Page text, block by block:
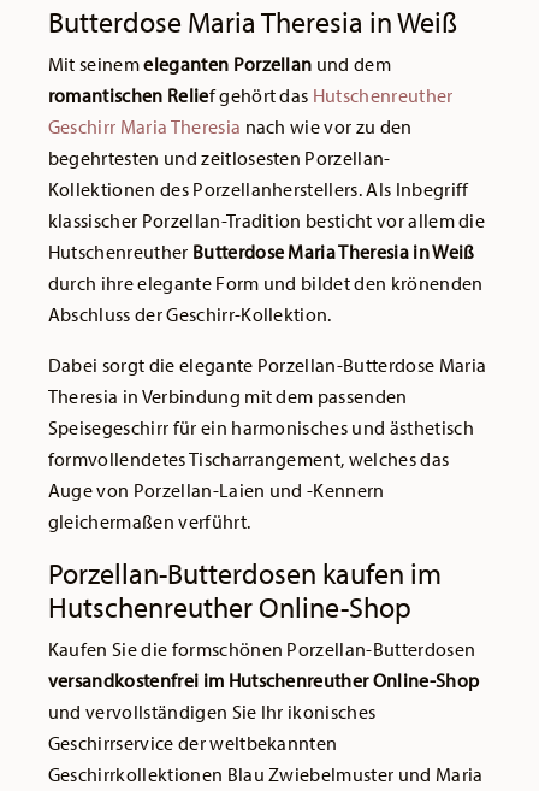
Butterdose Maria Theresia in Weiß
Mit seinemeleganten Porzellan und dem
romantischen Relief gehört das Hutschenreuther
Geschirr Maria Theresia nach wie vor zu den
begehrtesten und zeitlosesten Porzellan-
Kollektionen des Porzellanherstellers. Als Inbegriff
klassischer Porzellan-Tradition besticht vor allem die
Hutschenreuther Butterdose Maria Theresia in Weiß
durch ihre elegante Form und bildet den krönenden
Abschluss der Geschirr-Kollektion.
Dabei sorgt die elegante Porzellan-Butterdose Maria
Theresia in Verbindung mit dem passenden
Speisegeschirr für ein harmonisches und ästhetisch
formvollendetes Tischarrangement, welches das
Auge von Porzellan-Laien und -Kennern
gleichermaßen verführt.
Porzellan-Butterdosen kaufen im
Hutschenreuther Online-Shop
Kaufen Sie die formschönen Porzellan-Butterdosen
versandkostenfrei im Hutschenreuther Online-Shop
und vervollständigen Sie Ihr ikonisches
Geschirrservice der weltbekannten
Geschirrkollektionen Blau Zwiebelmuster und Maria